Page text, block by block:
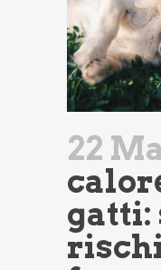
22
gatti:
rischi